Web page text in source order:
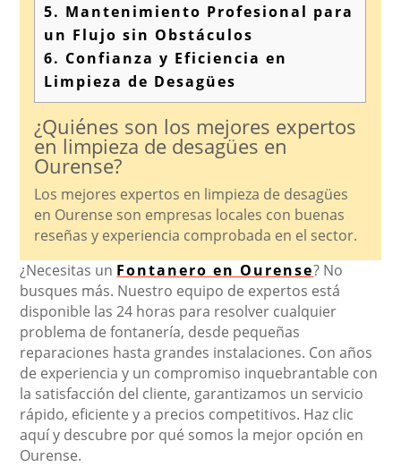
5. Mantenimiento Profesional para
un Flujo sin Obstáculos
6. Confianza y Eficiencia en
Limpieza de Desagües
¿Quiénes son los mejores expertos
en limpieza de desagües en
Ourense?
Los mejores expertos en limpieza de desagües
en Ourense son empresas locales con buenas
reseñas y experiencia comprobada en el sector.
¿Necesitas un Fontanero en Ourense? No
busques más. Nuestro equipo de expertos está
disponible las 24 horas para resolver cualquier
problema de fontanería, desde pequeñas
reparaciones hasta grandes instalaciones. Con años
de experiencia y un compromiso inquebrantable con
la satisfacción del cliente, garantizamos un servicio
rápido, eficiente y a precios competitivos. Haz clic
aquí y descubre por qué somos la mejor opción en
Ourense.